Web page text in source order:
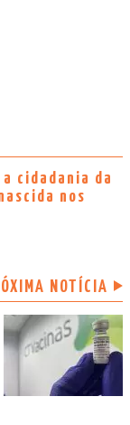
cidadania da
nos
NOTÍCIA